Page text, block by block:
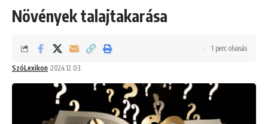
Növények talajtakarása
SzóLexikon 2024.12.03.
1 perc olvasás